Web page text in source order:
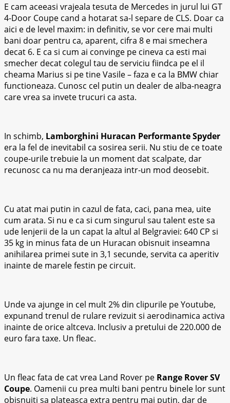
E cam aceeasi vrajeala tesuta de Mercedes in jurul lui GT
4-Door Coupe cand a hotarat sa-l separe de CLS. Doar ca
aici e de level maxim: in definitiv, se vor cere mai multi
bani doar pentru ca, aparent, cifra 8 e mai smechera
decat 6. E ca si cum ai convinge pe cineva ca esti mai
smecher decat colegul tau de serviciu fiindca pe el il
cheama Marius si pe tine Vasile – faza e ca la BMW chiar
functioneaza. Cunosc cel putin un dealer de alba-neagra
care vrea sa invete trucuri ca asta.
In schimb, Lamborghini Huracan Performante Spyder
era la fel de inevitabil ca sosirea serii. Nu stiu de ce toate
coupe-urile trebuie la un moment dat scalpate, dar
recunosc ca nu ma deranjeaza intr-un mod deosebit.
Cu atat mai putin in cazul de fata, caci, pana mea, uite
cum arata. Si nu e ca si cum singurul sau talent este sa
ude lenjerii de la un capat la altul al Belgraviei: 640 CP si
35 kg in minus fata de un Huracan obisnuit inseamna
anihilarea primei sute in 3,1 secunde, servita ca aperitiv
inainte de marele festin pe circuit.
Unde va ajunge in cel mult 2% din clipurile pe Youtube,
expunand trenul de rulare revizuit si aerodinamica activa
inainte de orice altceva. Inclusiv a pretului de 220.000 de
euro fara taxe. Un fleac.
Un fleac fata de cat vrea Land Rover pe Range Rover SV
Coupe. Oamenii cu prea multi bani pentru binele lor sunt
obisnuiti sa plateasca extra pentru mai putin, dar de